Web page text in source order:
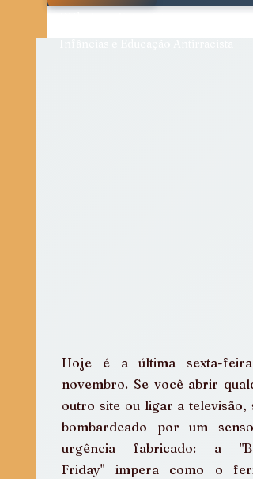
Hoje é a última sexta-feira
novembro. Se você abrir
outro site ou ligar a televisão,
bombardeado por um senso
urgência fabricado: a
Friday" impera como o